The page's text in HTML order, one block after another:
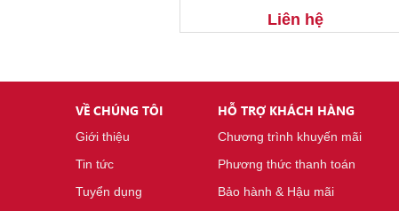
Liên hệ
VỀ CHÚNG TÔI
Giới thiệu
Tin tức
Tuyển dụng
HỖ TRỢ KHÁCH HÀNG
Chương trình khuyến mãi
Phương thức thanh toán
Bảo hành & Hậu mãi